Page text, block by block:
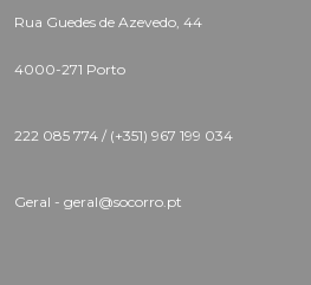
Rua Guedes de Azevedo, 44
4000-271 Porto
222 085 774 / (+351) 967 199 034
Geral - geral@socorro.pt